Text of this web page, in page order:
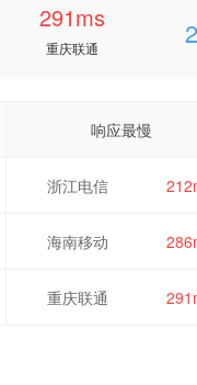
291ms
重庆联通
响应最慢
浙江电信
海南移动
重庆联通